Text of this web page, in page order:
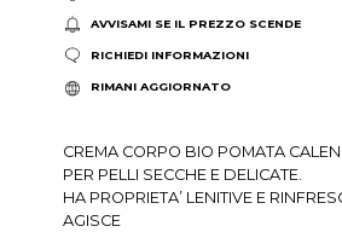
AVVISAMI SE IL PREZZO SCENDE
RICHIEDI INFORMAZIONI
RIMANI AGGIORNATO
CREMA CORPO BIO POMATA
PER PELLI SECCHE E DELICATE.
HA PROPRIETA’ LENITIVE E
AGISCE